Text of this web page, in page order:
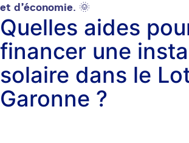
et d’économie. 🌞
Quelles aides
financer une
solaire dans le
Garonne ?